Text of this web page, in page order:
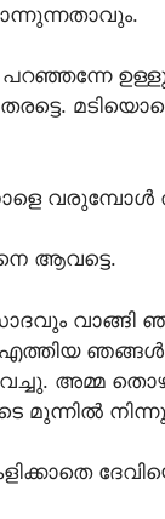
വരുമ്പോൾ
ആവട്ടെ.
വാങ്ങി
എത്തിയ
അമ്മ
മുന്നിൽ